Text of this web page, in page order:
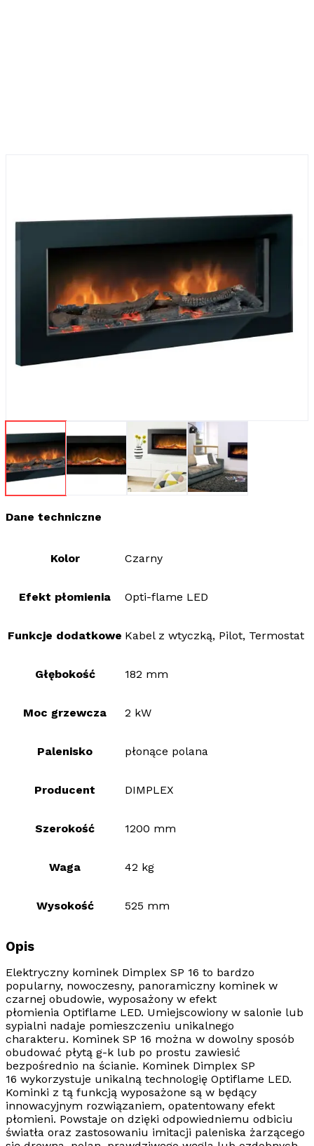
Dane techniczne
Kolor Czarny
Efekt płomienia Opti-flame LED
Funkcje dodatkowe Kabel z wtyczką, Pilot, Termostat
Głębokość 182 mm
Moc grzewcza 2 kW
Palenisko płonące polana
Producent DIMPLEX
Szerokość 1200 mm
Waga 42 kg
Wysokość 525 mm
Opis
Elektryczny kominek Dimplex SP 16 to bardzo
popularny, nowoczesny, panoramiczny kominek w
czarnej obudowie, wyposażony w efekt
płomienia Optiflame LED. Umiejscowiony w salonie lub
sypialni nadaje pomieszczeniu unikalnego
charakteru. Kominek SP 16 można w dowolny sposób
obudować płytą g-k lub po prostu zawiesić
bezpośrednio na ścianie. Kominek Dimplex SP
16 wykorzystuje unikalną technologię Optiflame LED.
Kominki z tą funkcją wyposażone są w będący
innowacyjnym rozwiązaniem, opatentowany efekt
płomieni. Powstaje on dzięki odpowiedniemu odbiciu
światła oraz zastosowaniu imitacji paleniska żarzącego